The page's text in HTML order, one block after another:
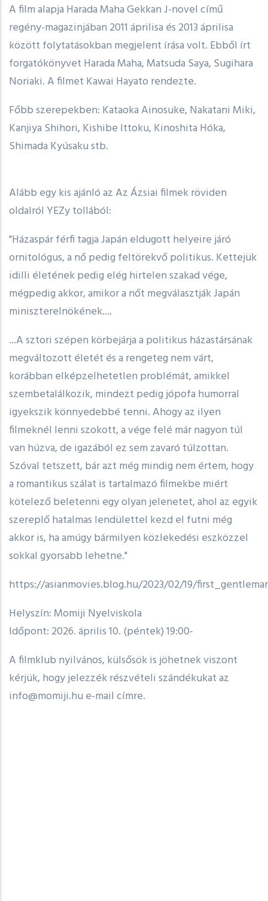
A film alapja Harada Maha Gekkan J-novel című
regény-magazinjában 2011 áprilisa és 2013 áprilisa
között folytatásokban megjelent írása volt. Ebből írt
forgatókönyvet Harada Maha, Matsuda Saya, Sugihara
Noriaki. A filmet Kawai Hayato rendezte.
Főbb szerepekben: Kataoka Ainosuke, Nakatani Miki,
Kanjiya Shihori, Kishibe Ittoku, Kinoshita Hóka,
Shimada Kyúsaku stb.
Alább egy kis ajánló az Az Ázsiai filmek röviden
oldalról YEZy tollából:
"Házaspár férfi tagja Japán eldugott helyeire járó
ornitológus, a nő pedig feltörekvő politikus. Kettejük
idilli életének pedig elég hirtelen szakad vége,
mégpedig akkor, amikor a nőt megválasztják Japán
miniszterelnökének....
...A sztori szépen körbejárja a politikus házastársának
megváltozott életét és a rengeteg nem várt,
korábban elképzelhetetlen problémát, amikkel
szembetalálkozik, mindezt pedig jópofa humorral
igyekszik könnyedebbé tenni. Ahogy az ilyen
filmeknél lenni szokott, a vége felé már nagyon túl
van húzva, de igazából ez sem zavaró túlzottan.
Szóval tetszett, bár azt még mindig nem értem, hogy
a romantikus szálat is tartalmazó filmekbe miért
kötelező beletenni egy olyan jelenetet, ahol az egyik
szereplő hatalmas lendülettel kezd el futni még
akkor is, ha amúgy bármilyen közlekedési eszközzel
sokkal gyorsabb lehetne."
https://asianmovies.blog.hu/2023/02/19/
Helyszín: Momiji Nyelviskola
Időpont: 2026. április 10. (péntek) 19:00-
A filmklub nyilvános, külsősök is jöhetnek viszont
kérjük, hogy jelezzék részvételi szándékukat az
info@momiji.hu e-mail címre.